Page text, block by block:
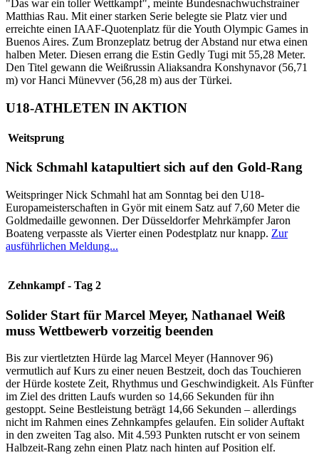
"Das war ein toller Wettkampf", meinte Bundesnachwuchstrainer
Matthias Rau. Mit einer starken Serie belegte sie Platz vier und
erreichte einen IAAF-Quotenplatz für die Youth Olympic Games in
Buenos Aires. Zum Bronzeplatz betrug der Abstand nur etwa einen
halben Meter. Diesen errang die Estin Gedly Tugi mit 55,28 Meter.
Den Titel gewann die Weißrussin Aliaksandra Konshynavor (56,71
m) vor Hanci Münevver (56,28 m) aus der Türkei.
U18-ATHLETEN IN AKTION
Weitsprung
Nick Schmahl katapultiert sich auf den Gold-Rang
Weitspringer Nick Schmahl hat am Sonntag bei den U18-
Europameisterschaften in Györ mit einem Satz auf 7,60 Meter die
Goldmedaille gewonnen. Der Düsseldorfer Mehrkämpfer Jaron
Boateng verpasste als Vierter einen Podestplatz nur knapp. Zur
ausführlichen Meldung...
Zehnkampf - Tag 2
Solider Start für Marcel Meyer, Nathanael Weiß
muss Wettbewerb vorzeitig beenden
Bis zur viertletzten Hürde lag Marcel Meyer (Hannover 96)
vermutlich auf Kurs zu einer neuen Bestzeit, doch das Touchieren
der Hürde kostete Zeit, Rhythmus und Geschwindigkeit. Als Fünfter
im Ziel des dritten Laufs wurden so 14,66 Sekunden für ihn
gestoppt. Seine Bestleistung beträgt 14,66 Sekunden – allerdings
nicht im Rahmen eines Zehnkampfes gelaufen. Ein solider Auftakt
in den zweiten Tag also. Mit 4.593 Punkten rutscht er von seinem
Halbzeit-Rang zehn einen Platz nach hinten auf Position elf.